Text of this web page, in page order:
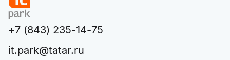
+7 (843) 235-14-75
it.park@tatar.ru